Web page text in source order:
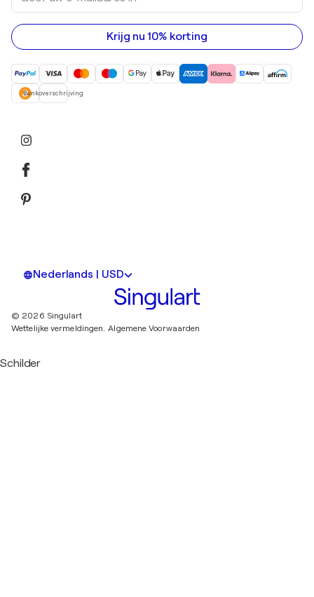
e-
mailadres
in
Krijg nu 10% korting
Bankoverschrijving
Nederlands | USD
© 2026 Singulart
Wettelijke vermeldingen. Algemene Voorwaarden
Schilder